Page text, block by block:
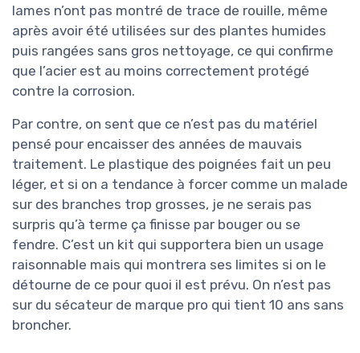
lames n’ont pas montré de trace de rouille, même
après avoir été utilisées sur des plantes humides
puis rangées sans gros nettoyage, ce qui confirme
que l’acier est au moins correctement protégé
contre la corrosion.
Par contre, on sent que ce n’est pas du matériel
pensé pour encaisser des années de mauvais
traitement. Le plastique des poignées fait un peu
léger, et si on a tendance à forcer comme un malade
sur des branches trop grosses, je ne serais pas
surpris qu’à terme ça finisse par bouger ou se
fendre. C’est un kit qui supportera bien un usage
raisonnable mais qui montrera ses limites si on le
détourne de ce pour quoi il est prévu. On n’est pas
sur du sécateur de marque pro qui tient 10 ans sans
broncher.